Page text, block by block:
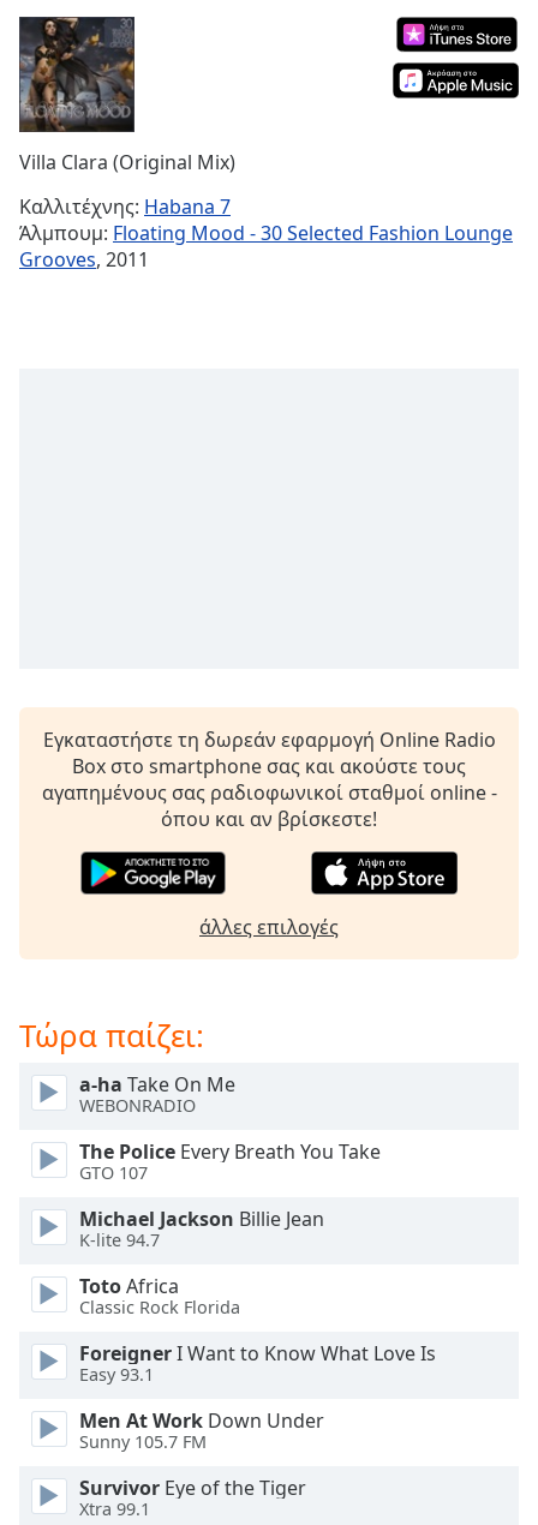
Current
Time0:00
Duration-:-
Loaded:
Stream
TypeLIVE
Seek to
live,
currently
selected
subtitles
opens
subtitles
subtitles
selected
Track
in-
Picture
This
modal
Beginning
dialog
Escape
Villa Clara (Original Mix)
Καλλιτέχνης: Habana 7
Άλμπουμ: Floating Mood - 30 Selected Fashion Lounge
Grooves, 2011
Εγκαταστήστε τη δωρεάν εφαρμογή Online Radio
Box στο smartphone σας και ακούστε τους
αγαπημένους σας ραδιοφωνικοί σταθμοί online -
όπου και αν βρίσκεστε!
άλλες επιλογές
Τώρα παίζει:
a-ha Take On Me
WEBONRADIO
The Police Every Breath You Take
GTO 107
Michael Jackson Billie Jean
K-lite 94.7
TotoAfrica
Classic Rock Florida
ForeignerI Want to Know What Love Is
Easy 93.1
Men At Work Down Under
Sunny 105.7 FM
Survivor Eye of the Tiger
Xtra 99.1